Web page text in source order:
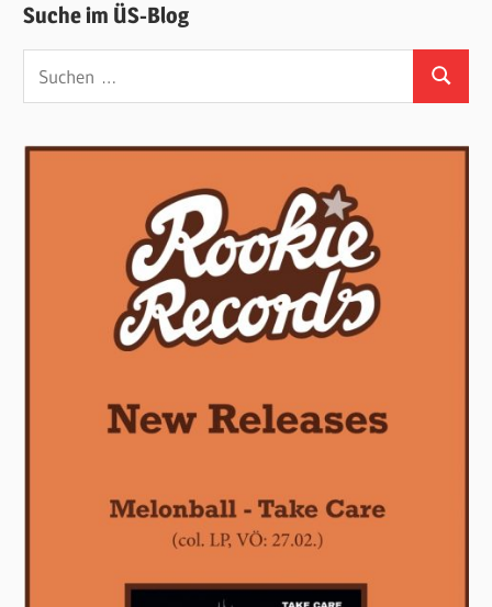
Suche im ÜS-Blog
Suchen